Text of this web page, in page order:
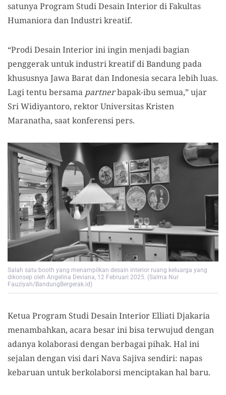
satunya Program Studi Desain Interior di Fakultas
Humaniora dan Industri kreatif.
“Prodi Desain Interior ini ingin menjadi bagian
penggerak untuk industri kreatif di Bandung pada
khususnya Jawa Barat dan Indonesia secara lebih luas.
Lagi tentu bersama partnerbapak-ibu semua,” ujar
Sri Widiyantoro, rektor Universitas Kristen
Maranatha, saat konferensi pers.
Salah satu booth yang menampilkan desain interior ruang keluarga yang
dikonsep oleh Angelina Deviana, 12 Februari 2025. (Salma Nur
Fauziyah/BandungBergerak.id)
Ketua Program Studi Desain Interior Elliati Djakaria
menambahkan, acara besar ini bisa terwujud dengan
adanya kolaborasi dengan berbagai pihak. Hal ini
sejalan dengan visi dari Nava Sajiva sendiri: napas
kebaruan untuk berkolaborsi menciptakan hal baru.